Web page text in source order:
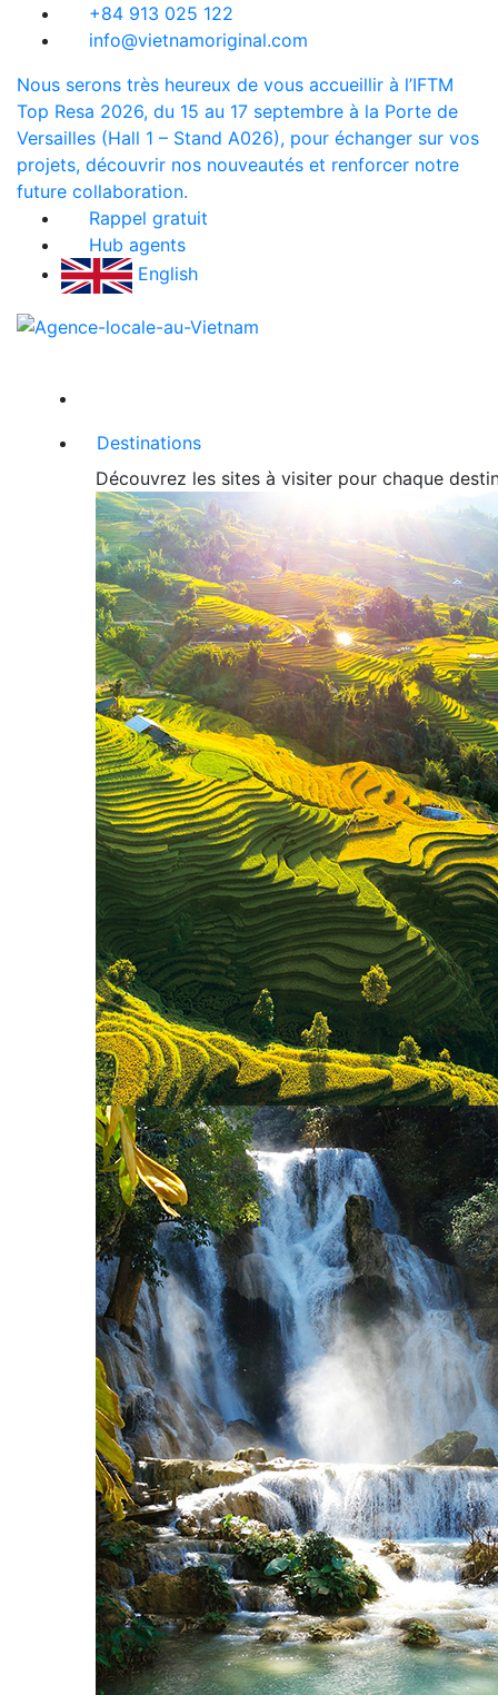
+84 913 025 122
info@vietnamoriginal.com
Nous serons très heureux de vous accueillir à l’IFTM
Top Resa 2026, du 15 au 17 septembre à la Porte de
Versailles (Hall 1 – Stand A026), pour échanger sur vos
projets, découvrir nos nouveautés et renforcer notre
future collaboration.
Rappel gratuit
Hub agents
English
Destinations
Découvrez les sites à visiter pour chaque